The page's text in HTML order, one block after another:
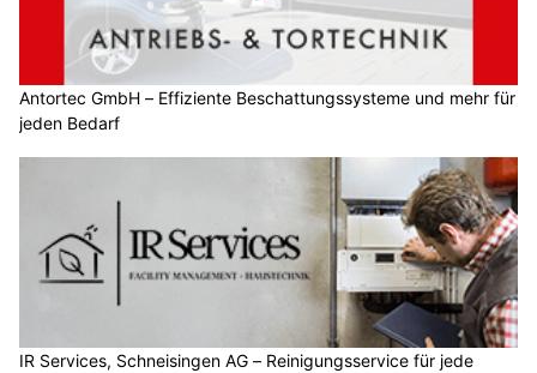
Antortec GmbH – Effiziente Beschattungssysteme und mehr für
jeden Bedarf
IR Services, Schneisingen AG – Reinigungsservice für jede